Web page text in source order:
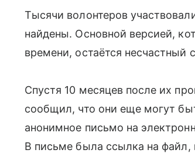
Тысячи волонтеров
найдены. Основной версией,
времени, остаётся несчастный
Спустя 10 месяцев после их
сообщил, что они еще могут
анонимное письмо на
В письме была ссылка на